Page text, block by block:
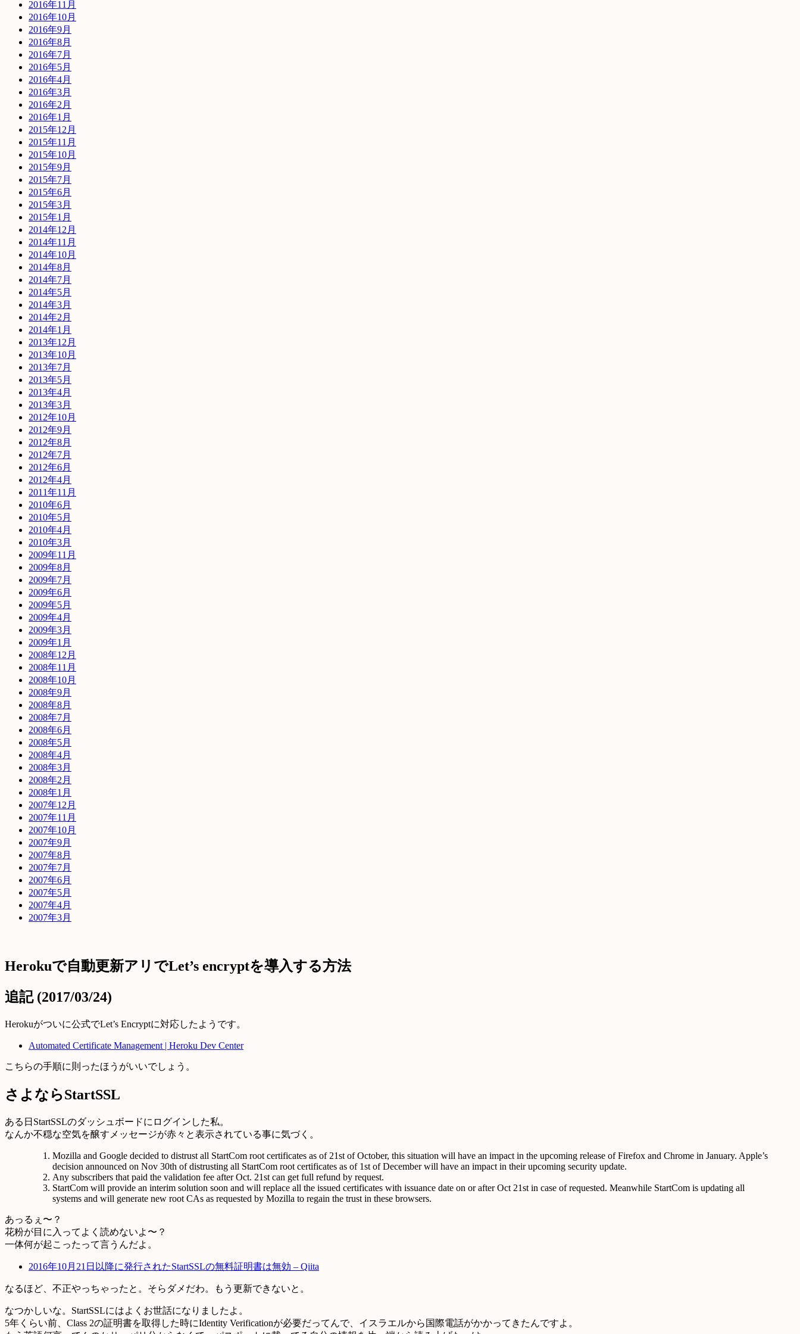
2016年11月
2016年10月
2016年9月
2016年8月
2016年7月
2016年5月
2016年4月
2016年3月
2016年2月
2016年1月
2015年12月
2015年11月
2015年10月
2015年9月
2015年7月
2015年6月
2015年3月
2015年1月
2014年12月
2014年11月
2014年10月
2014年8月
2014年7月
2014年5月
2014年3月
2014年2月
2014年1月
2013年12月
2013年10月
2013年7月
2013年5月
2013年4月
2013年3月
2012年10月
2012年9月
2012年8月
2012年7月
2012年6月
2012年4月
2011年11月
2010年6月
2010年5月
2010年4月
2010年3月
2009年11月
2009年8月
2009年7月
2009年6月
2009年5月
2009年4月
2009年3月
2009年1月
2008年12月
2008年11月
2008年10月
2008年9月
2008年8月
2008年7月
2008年6月
2008年5月
2008年4月
2008年3月
2008年2月
2008年1月
2007年12月
2007年11月
2007年10月
2007年9月
2007年8月
2007年7月
2007年6月
2007年5月
2007年4月
2007年3月
Herokuで自動更新アリでLet’s encryptを導入する方法
追記 (2017/03/24)
Herokuがついに公式でLet’s Encryptに対応したようです。
Automated Certificate Management | Heroku Dev Center
こちらの手順に則ったほうがいいでしょう。
さよならStartSSL
ある日StartSSLのダッシュボードにログインした私。
なんか不穏な空気を醸すメッセージが赤々と表示されている事に気づく。
Mozilla and Google decided to distrust all StartCom root certificates as of 21st of October, this situation will have an impact in the upcoming release of Firefox and Chrome in January. Apple’s
decision announced on Nov 30th of distrusting all StartCom root certificates as of 1st of December will have an impact in their upcoming security update.
Any subscribers that paid the validation fee after Oct. 21st can get full refund by request.
StartCom will provide an interim solution soon and will replace all the issued certificates with issuance date on or after Oct 21st in case of requested. Meanwhile StartCom is updating all
systems and will generate new root CAs as requested by Mozilla to regain the trust in these browsers.
あっるぇ〜？
花粉が目に入ってよく読めないよ〜？
一体何が起こったって言うんだよ。
2016年10月21日以降に発行されたStartSSLの無料証明書は無効 – Qiita
なるほど、不正やっちゃったと。そらダメだわ。もう更新できないと。
なつかしいな。StartSSLにはよくお世話になりましたよ。
5年くらい前、Class 2の証明書を取得した時にIdentity Verificationが必要だってんで、イスラエルから国際電話がかかってきたんですよ。